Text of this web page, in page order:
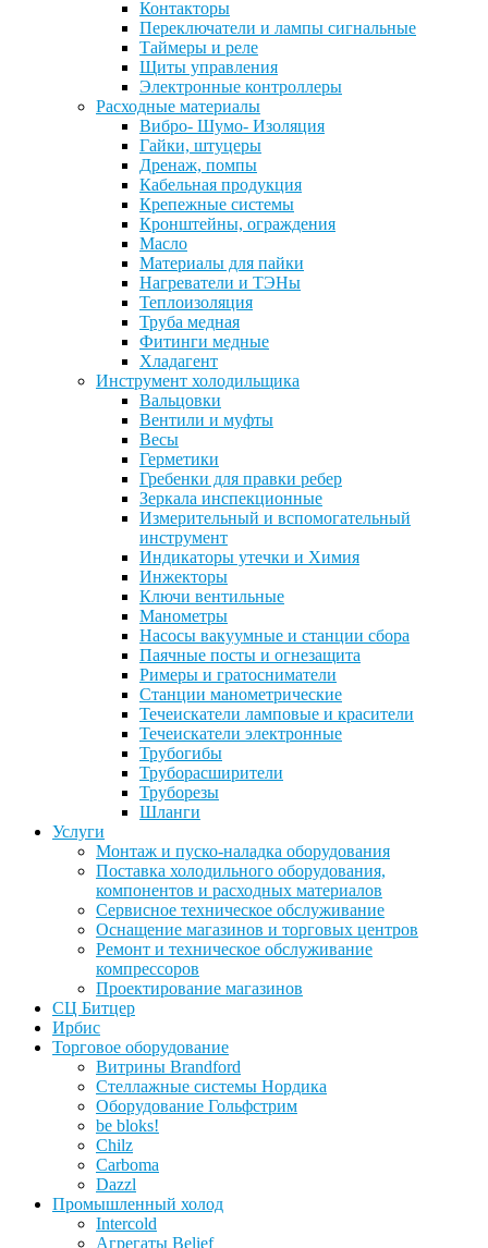
Контакторы
Переключатели и лампы сигнальные
Таймеры и реле
Щиты управления
Электронные контроллеры
Расходные материалы
Вибро- Шумо- Изоляция
Гайки, штуцеры
Дренаж, помпы
Кабельная продукция
Крепежные системы
Кронштейны, ограждения
Масло
Материалы для пайки
Нагреватели и ТЭНы
Теплоизоляция
Труба медная
Фитинги медные
Хладагент
Инструмент холодильщика
Вальцовки
Вентили и муфты
Весы
Герметики
Гребенки для правки ребер
Зеркала инспекционные
Измерительный и вспомогательный
инструмент
Индикаторы утечки и Химия
Инжекторы
Ключи вентильные
Манометры
Насосы вакуумные и станции сбора
Паячные посты и огнезащита
Римеры и гратосниматели
Станции манометрические
Течеискатели ламповые и красители
Течеискатели электронные
Трубогибы
Труборасширители
Труборезы
Шланги
Услуги
Монтаж и пуско-наладка оборудования
Поставка холодильного оборудования,
компонентов и расходных материалов
Сервисное техническое обслуживание
Оснащение магазинов и торговых центров
Ремонт и техническое обслуживание
компрессоров
Проектирование магазинов
СЦ Битцер
Ирбис
Торговое оборудование
Витрины Brandford
Стеллажные системы Нордика
Оборудование Гольфстрим
be bloks!
Chilz
Carboma
Dazzl
Промышленный холод
Intercold
Агрегаты Belief